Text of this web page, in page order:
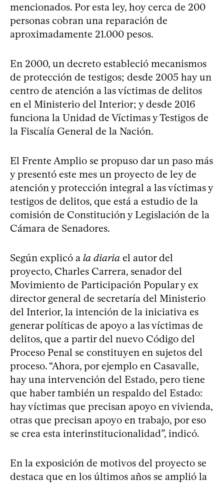
mencionados. Por esta ley, hoy cerca de 200
personas cobran una reparación de
aproximadamente 21.000 pesos.
En 2000, un decreto estableció mecanismos
de protección de testigos; desde 2005 hay un
centro de atención a las víctimas de delitos
en el Ministerio del Interior; y desde 2016
funciona la Unidad de Víctimas y Testigos de
la Fiscalía General de la Nación.
El Frente Amplio se propuso dar un paso más
y presentó este mes un proyecto de ley de
atención y protección integral a las víctimas y
testigos de delitos, que está a estudio de la
comisión de Constitución y Legislación de la
Cámara de Senadores.
Según explicó a la diaria el autor del
proyecto, Charles Carrera, senador del
Movimiento de Participación Popular y ex
director general de secretaría del Ministerio
del Interior, la intención de la iniciativa es
generar políticas de apoyo a las víctimas de
delitos, que a partir del nuevo Código del
Proceso Penal se constituyen en sujetos del
proceso. “Ahora, por ejemplo en Casavalle,
hay una intervención del Estado, pero tiene
que haber también un respaldo del Estado:
hay víctimas que precisan apoyo en vivienda,
otras que precisan apoyo en trabajo, por eso
se crea esta interinstitucionalidad”, indicó.
En la exposición de motivos del proyecto se
destaca que en los últimos años se amplió la